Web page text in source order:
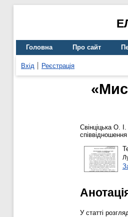
Головна Про сайт
Вхід Реєстрація
Свінціцька О. І.
У статті